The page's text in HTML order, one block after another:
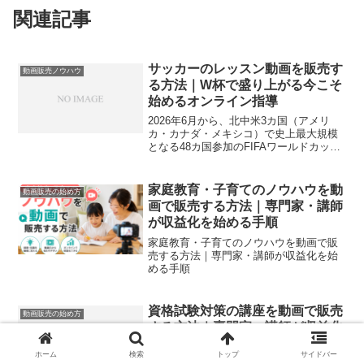
関連記事
動画販売ノウハウ
サッカーのレッスン動画を販売す
る方法｜W杯で盛り上がる今こそ
始めるオンライン指導
2026年6月から、北中米3カ国（アメリ
カ・カナダ・メキシコ）で史上最大規模
となる48カ国参加のFIFAワールドカップ
ッカーを習わせたい」「もっと上手くな
ってほしい」と...
動画販売の始め方
家庭教育・子育てのノウハウを動
画で販売する方法｜専門家・講師
が収益化を始める手順
家庭教育・子育てのノウハウを動画で販
売する方法｜専門家・講師が収益化を始
める手順
動画販売の始め方
資格試験対策の講座を動画で販売
する方法｜専門家・講師が収益化
を始める手順
ホーム 検索 トップ サイドバー